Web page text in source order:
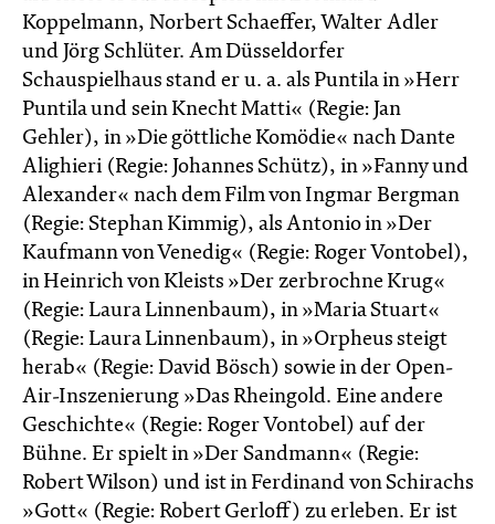
Koppelmann, Norbert Schaeffer, Walter Adler
und Jörg Schlüter. Am Düsseldorfer
Schauspielhaus stand er u. a. als Puntila in »Herr
Puntila und sein Knecht Matti« (Regie: Jan
Gehler), in »Die göttliche Komödie« nach Dante
Alighieri (Regie: Johannes Schütz), in »Fanny und
Alexander« nach dem Film von Ingmar Bergman
(Regie: Stephan Kimmig), als Antonio in »Der
Kaufmann von Venedig« (Regie: Roger Vontobel),
in Heinrich von Kleists »Der zerbrochne Krug«
(Regie: Laura Linnenbaum), in »Maria Stuart«
(Regie: Laura Linnenbaum), in »Orpheus steigt
herab« (Regie: David Bösch) sowie in der Open-
Air-Inszenierung »Das Rheingold. Eine andere
Geschichte« (Regie: Roger Vontobel) auf der
Bühne. Er spielt in »Der Sandmann« (Regie:
Robert Wilson) und ist in Ferdinand von Schirachs
»Gott« (Regie: Robert Gerloff) zu erleben. Er ist